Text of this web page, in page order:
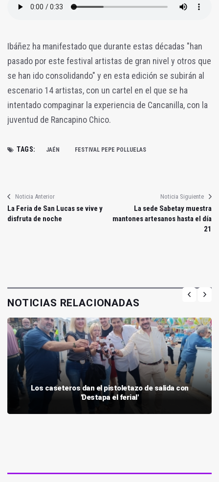
Ibáñez ha manifestado que durante estas décadas "han
pasado por este festival artistas de gran nivel y otros que
se han ido consolidando" y en esta edición se subirán al
escenario 14 artistas, con un cartel en el que se ha
intentado compaginar la experiencia de Cancanilla, con la
juventud de Rancapino Chico.
TAGS: JAÉN FESTIVAL PEPE POLLUELAS
Noticia Anterior
La Feria de San Lucas se vive y
disfruta de noche
Noticia Siguiente
La sede Sabetay muestra
mantones artesanos hasta el día
21
NOTICIAS RELACIONADAS
Los caseteros dan el pistoletazo de salida con
'Destapa el ferial'